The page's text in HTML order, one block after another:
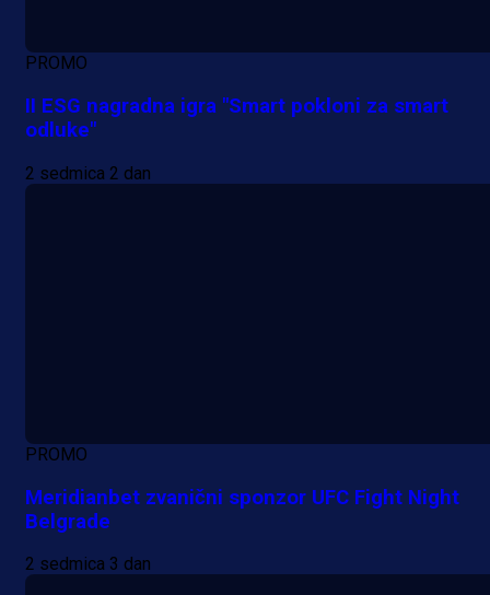
PROMO
II ESG nagradna igra "Smart pokloni za smart
odluke"
2 sedmica 2 dan
PROMO
Meridianbet zvanični sponzor UFC Fight Night
Belgrade
2 sedmica 3 dan